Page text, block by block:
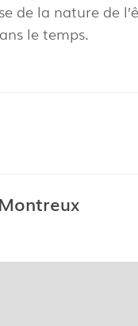
de la nature de
le temps.